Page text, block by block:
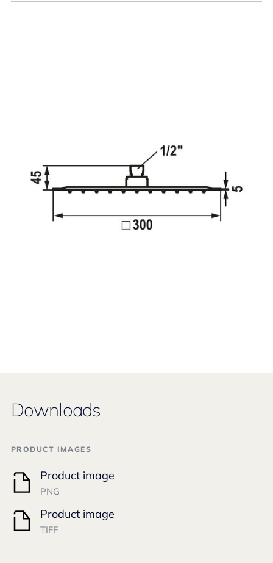
Downloads
PRODUCT IMAGES
Product image
PNG
Product image
TIFF